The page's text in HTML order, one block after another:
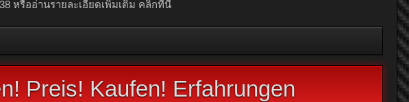
หรืออ่านรายละเอียดเพิ่มเติม คลิกที่นี่
Preis! Kaufen! Erfahrungen